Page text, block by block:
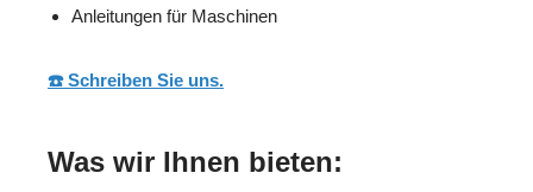
Anleitungen für Maschinen
☎️ Schreiben Sie uns.
Was wir Ihnen bieten: